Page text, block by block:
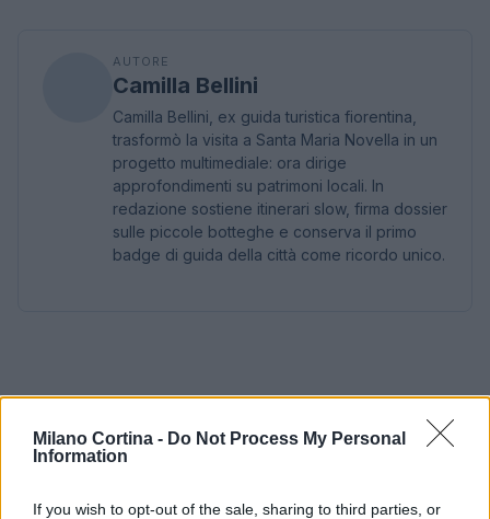
Milano Cortina - Do Not Process My Personal
Information
If you wish to opt-out of the sale, sharing to third parties, or
AUTORE
Camilla Bellini
Camilla Bellini, ex guida turistica fiorentina,
trasformò la visita a Santa Maria Novella in un
progetto multimediale: ora dirige
approfondimenti su patrimoni locali. In
redazione sostiene itinerari slow, firma dossier
sulle piccole botteghe e conserva il primo
badge di guida della città come ricordo unico.